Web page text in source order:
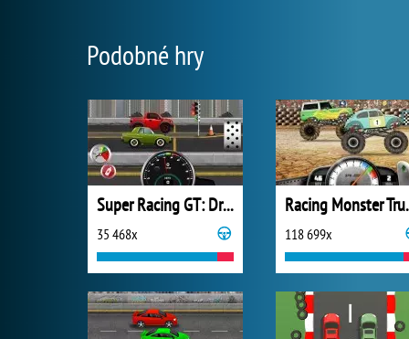
Podobné hry
Super Racing GT: Drag Pro
35 468x 118 699x